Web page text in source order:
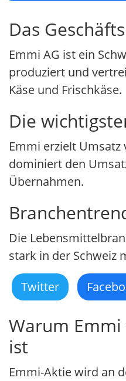
Das
Emmi AG ist ein
produziert und
Käse und Frischkäse.
Die
Emmi erzielt
dominiert den
Übernahmen.
Die
stark in der Schweiz
Twitter
Warum
ist
Emmi-Aktie wird an